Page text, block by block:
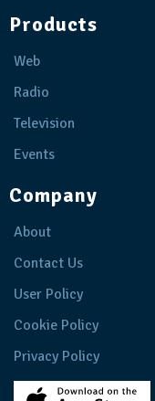
Products
Web
Radio
Television
Events
Company
About
Contact Us
User Policy
Cookie Policy
Privacy Policy